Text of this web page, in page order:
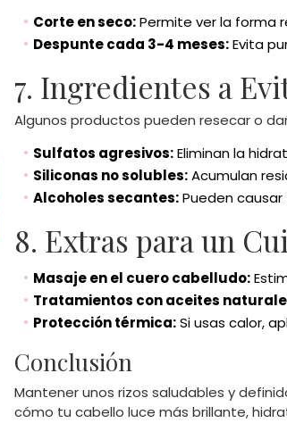
Corte en seco:Permite ver la forma
Despunte cada 3-4 meses:Evita
7. Ingredientes a
Algunos productos pueden resecar o
Sulfatos agresivos:Eliminan la
Siliconas no solubles:Acumulan
Alcoholes secantes:Pueden causar
8. Extras para un
Masaje en el cuero cabelludo:
Tratamientos con aceites
Protección térmica:Si usas calor,
Conclusión
Mantener unos rizos saludables y
cómo tu cabello luce más brillante,